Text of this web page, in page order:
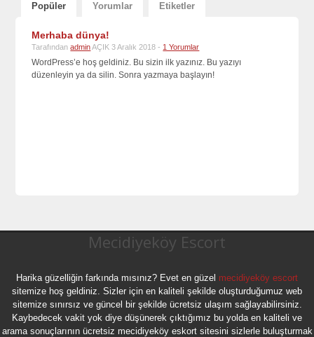
Popüler Yorumlar Etiketler
Merhaba dünya!
TarafındanadminAÇIK 3 Aralık 2018 - 1 Yorumlar
WordPress’e hoş geldiniz. Bu sizin ilk yazınız. Bu yazıyı
düzenleyin ya da silin. Sonra yazmaya başlayın!
Mecidiyeköy Escort
Harika güzelliğin farkında mısınız? Evet en güzel mecidiyeköy escort
sitemize hoş geldiniz. Sizler için en kaliteli şekilde oluşturduğumuz web
sitemize sınırsız ve güncel bir şekilde ücretsiz ulaşım sağlayabilirsiniz.
Kaybedecek vakit yok diye düşünerek çıktığımız bu yolda en kaliteli ve
arama sonuçlarının ücretsiz mecidiyeköy eskort sitesini sizlerle buluşturmak